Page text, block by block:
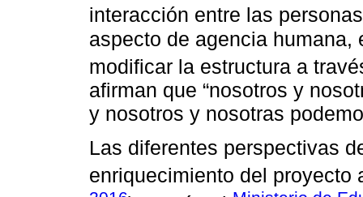
interacción entre las
aspecto de agencia
modificar la estructura a
afirman que “nosotros y
y nosotros y nosotras
Las diferentes perspectivas
enriquecimiento del proyecto